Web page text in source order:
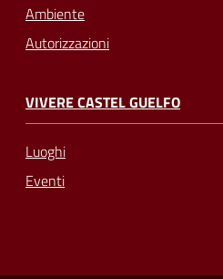
Ambiente
Autorizzazioni
VIVERE CASTEL GUELFO
Luoghi
Eventi